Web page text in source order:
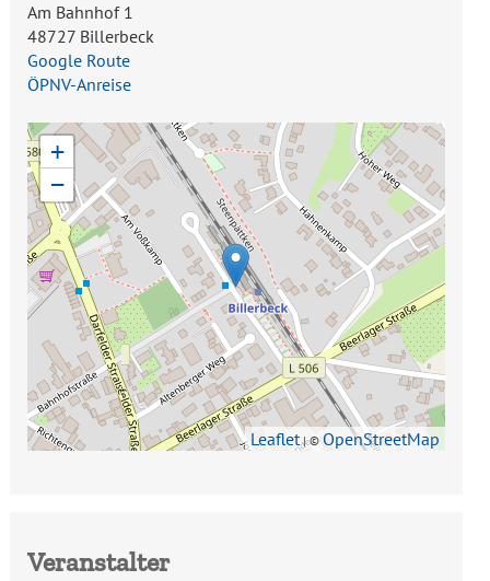
Am Bahnhof 1
48727 Billerbeck
Google Route
ÖPNV-Anreise
+
−
Leaflet| © OpenStreetMap
Veranstalter